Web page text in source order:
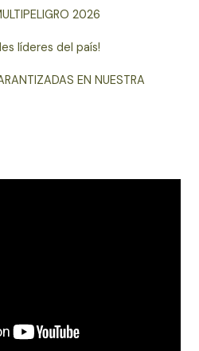
2026
líderes del país!
EN NUESTRA